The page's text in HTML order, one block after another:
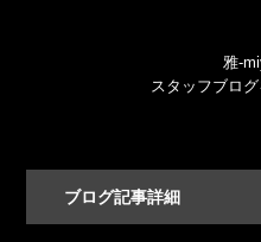
雅-
スタッフブログ
ブログ記事詳細